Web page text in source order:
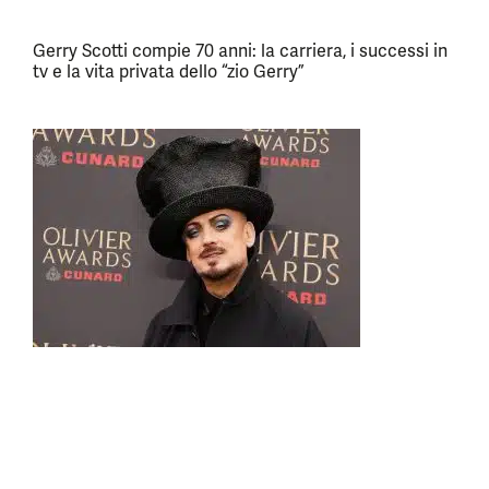
Gerry Scotti compie 70 anni: la carriera, i successi in
tv e la vita privata dello “zio Gerry”